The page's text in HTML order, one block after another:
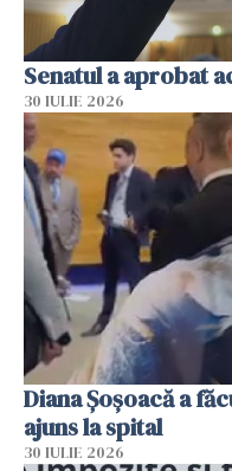
Senatul a aprobat
30 IULIE 2026
Diana Șoșoacă a
ajuns la spital
30 IULIE 2026